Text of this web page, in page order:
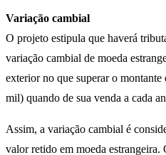
Variação cambial
O projeto estipula que haverá
variação cambial de moeda
exterior no que superar o
mil) quando de sua venda a cada
Assim, a variação cambial é
valor retido em moeda estrangeira.